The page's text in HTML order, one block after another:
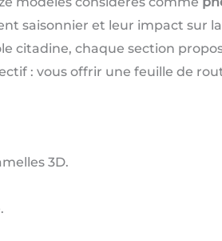
saisonnier et leur impact sur
citadine, chaque section
: vous offrir une feuille de
3D.